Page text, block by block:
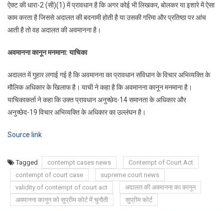
ऐक्ट की धारा-2 (सी)(1) में प्रावधान है कि अगर कोई भी लिखकर, बोलकर या इशारे में ऐसा
काम करता है जिससे अदालत की बदनामी होती है या उसकी गरिमा और प्रतिष्ठा पर आंच
आती है तो वह अदालत की अवमानना है।
अवमानना कानून मनमाना: याचिका
अदालत में गुहार लगाई गई है कि अवमानना का प्रावधान संविधान के विचार अभिव्यक्ति के
मौलिक अधिकार के खिलाफ है। याची ने कहा है कि अवमानना कानून मनमाना है।
याचिकाकर्ता ने कहा कि उक्त प्रावधान अनुच्छेद-14 समानता के अधिकार और
अनुच्छेद-19 विचार अभिव्यक्ति के अधिकार का उल्लंघन है।
Source link
Tagged contempt cases news
Contempt of Court Act
contempt of court case
supreme court news
validity of contempt of court act
अदालत की अवमानना का कानून
अवमानना कानून को सुप्रीम कोर्ट में चुनौती
सुप्रीम कोर्ट